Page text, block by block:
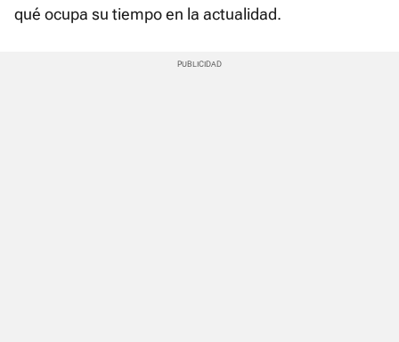
qué ocupa su tiempo en la actualidad.